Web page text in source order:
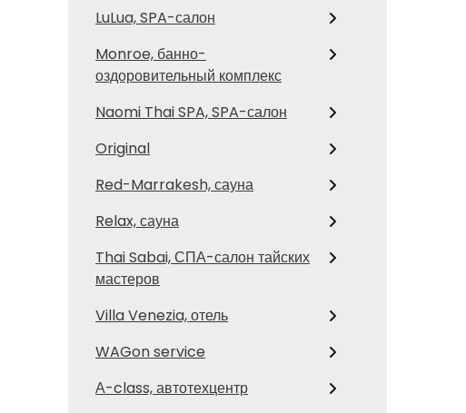
LuLua, SPA-салон
Monroe, банно-
оздоровительный комплекс
Naomi Thai SPA, SPA-салон
Original
Red-Marrakesh, сауна
Relax, сауна
Thai Sabai, СПА-салон тайских
мастеров
Villa Venezia, отель
WAGon service
А-class, автотехцентр